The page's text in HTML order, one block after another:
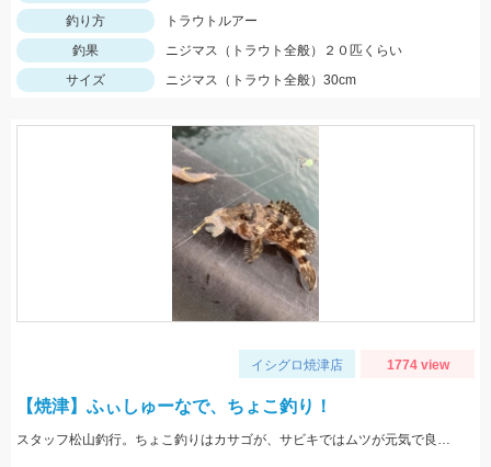
釣り方
トラウトルアー
釣果
ニジマス（トラウト全般）２０匹くらい
サイズ
ニジマス（トラウト全般）30cm
イシグロ焼津店 1774 view
【焼津】ふぃしゅーなで、ちょこ釣り！
スタッフ松山釣行。ちょこ釣りはカサゴが、サビキではムツが元気で良く釣れました。全てリリースしました。